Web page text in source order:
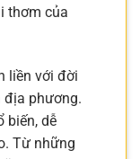
thơm của
liền với đời
địa phương.
biến, dễ
Từ những